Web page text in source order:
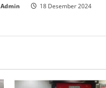
Admin 18 Desember 2024